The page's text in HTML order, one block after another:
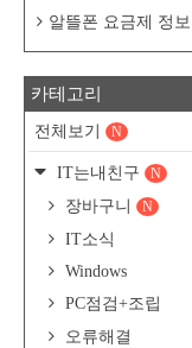
알뜰폰 요금제 정보
카테고리
전체보기 N
IT는내친구 N
장바구니 N
IT소식
Windows
PC점검+조립
오류해결